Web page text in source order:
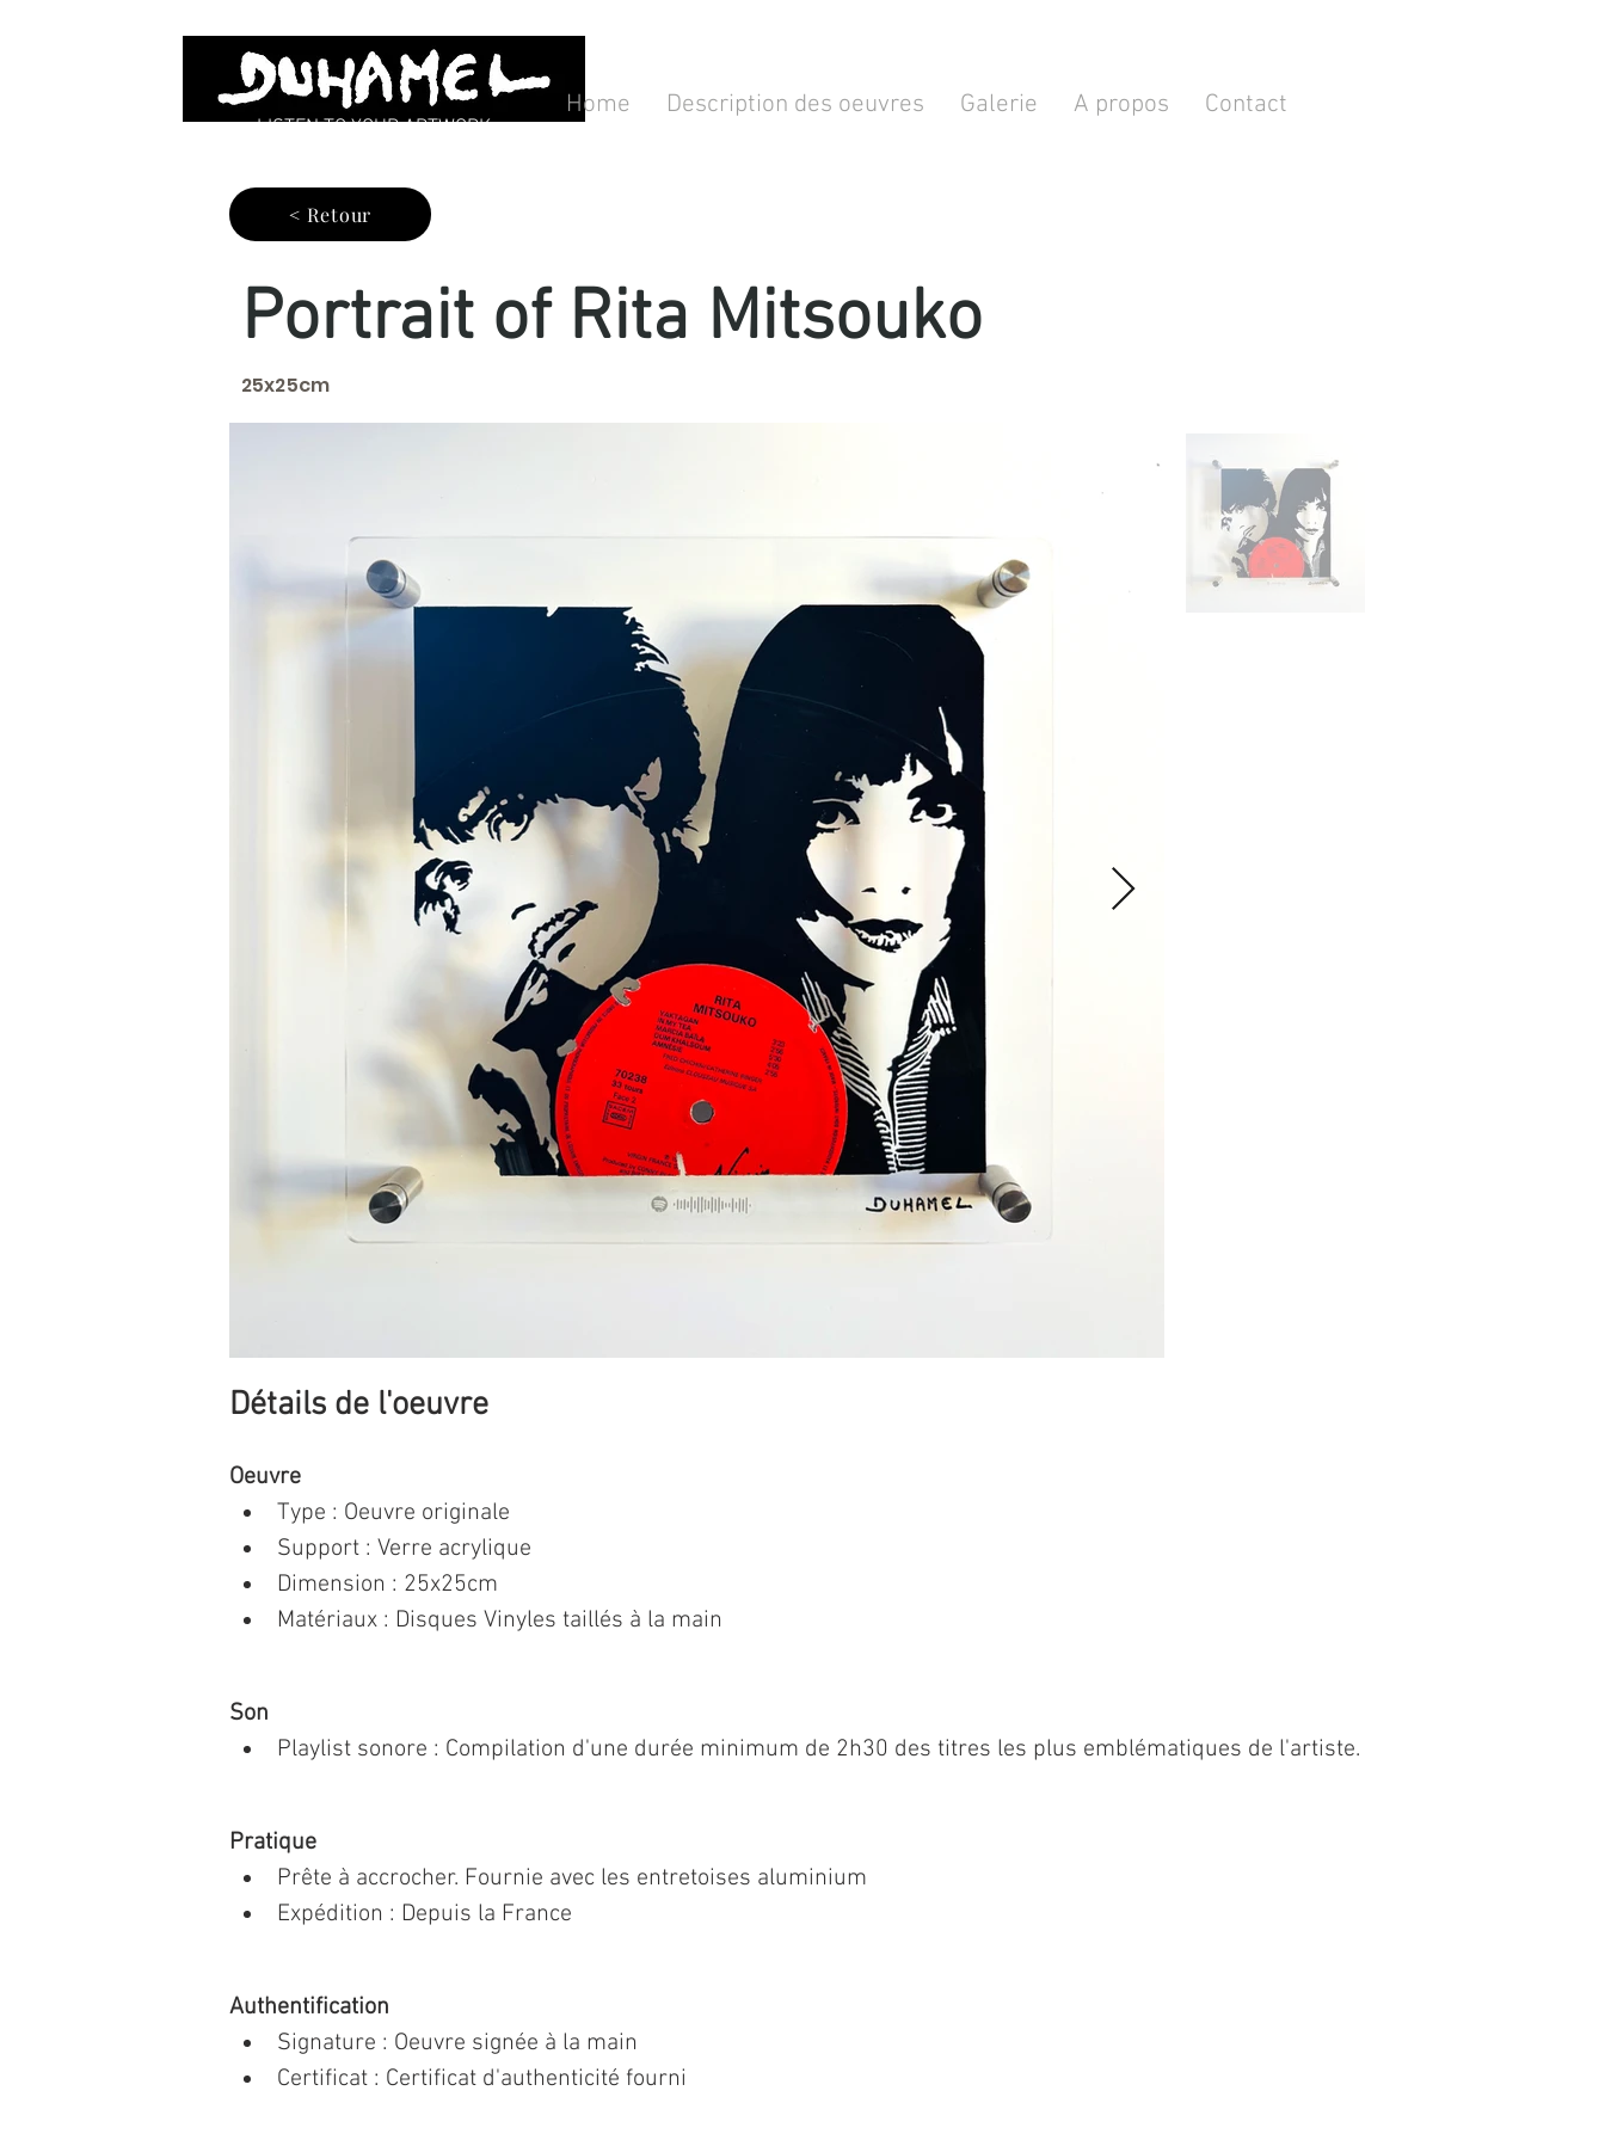
Home Description des oeuvres Galerie A propos Contact
LISTEN TO YOUR ARTWORK
< Retour
Portrait of Rita Mitsouko
25x25cm
Détails de l'oeuvre
Oeuvre
Type : Oeuvre originale
Support : Verre acrylique
Dimension : 25x25cm
Matériaux : Disques Vinyles taillés à la main
Son
Playlist sonore : Compilation d'une durée minimum de 2h30 des titres les plus emblématiques de l'artiste.
Pratique
Prête à accrocher. Fournie avec les entretoises aluminium
Expédition : Depuis la France
Authentification
Signature : Oeuvre signée à la main
Certificat : Certificat d'authenticité fourni